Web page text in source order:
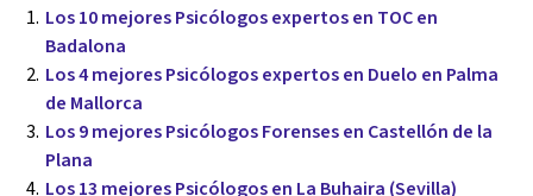
Los 10 mejores Psicólogos expertos en TOC en
Badalona
Los 4 mejores Psicólogos expertos en Duelo en Palma
de Mallorca
Los 9 mejores Psicólogos Forenses en Castellón de la
Plana
Los 13 mejores Psicólogos en La Buhaira (Sevilla)